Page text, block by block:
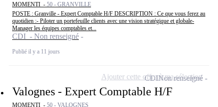
MOMENTI - 50 - GRANVILLE
POSTE : Granville - Expert Comptable H/F DESCRIPTION : Ce que vous ferez au
quotidien :- Piloter un portefeuille clients avec une vision stratégique et globale-
Manager les équipes comptables et...
CDI - Non renseigné
Publié il y a 11 jours
Valognes - Expert Comptable H/F
MOMENTI - 50 - VALOGNES
CDINon renseigné
Ajouter cette offre à ma sélection